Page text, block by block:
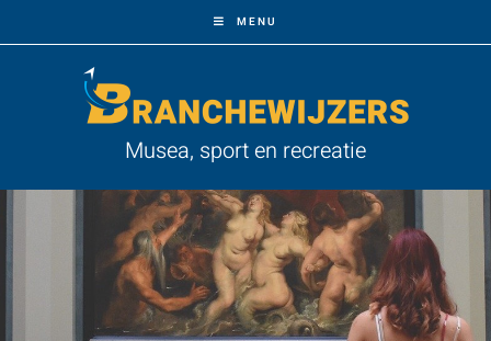
MENU
Musea, sport en recreatie